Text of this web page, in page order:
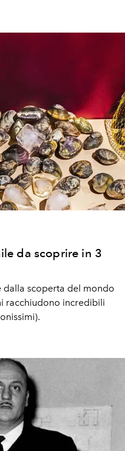
da scoprire in 3
dalla scoperta del mondo